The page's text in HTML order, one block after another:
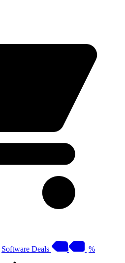
Software Deals %